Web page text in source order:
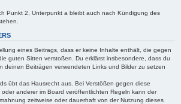
Punkt 2, Unterpunkt a bleibt auch nach Kündigung des
eines Beitrags, dass er keine Inhalte enthält, die gegen
guten Sitten verstoßen. Du erklärst insbesondere, dass du
deinen Beiträgen verwendeten Links und Bilder zu setzen
übt das Hausrecht aus. Bei Verstößen gegen diese
anderer im Board veröffentlichten Regeln kann der
zeitweise oder dauerhaft von der Nutzung dieses